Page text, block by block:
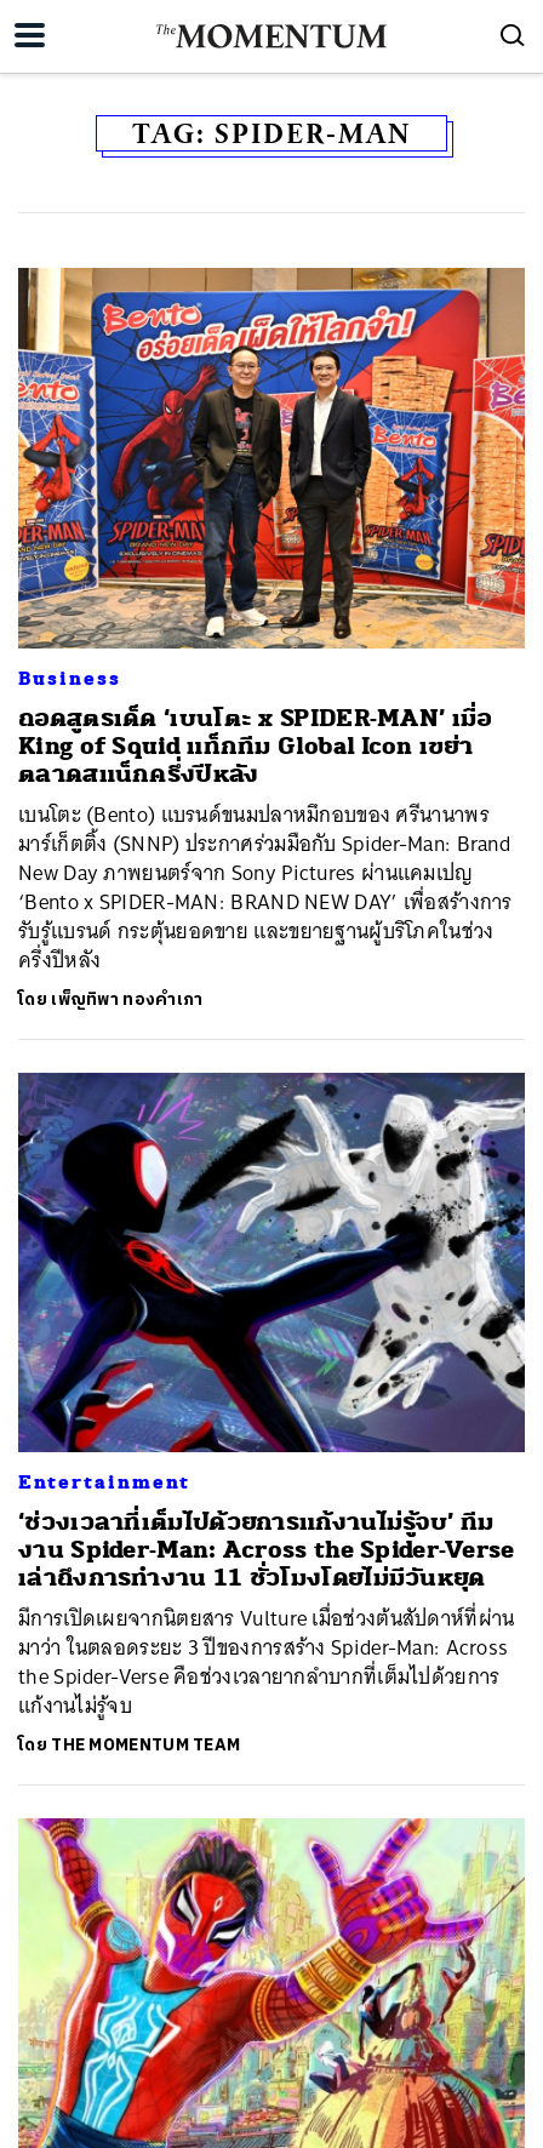
TAG: SPIDER-MAN
Business
ถอดสูตรเด็ด ‘เบนโตะ x SPIDER-MAN’ เมื่อ
King of Squid แท็กทีม Global Icon เขย่า
ตลาดสแน็กครึ่งปีหลัง
เบนโตะ (Bento) แบรนด์ขนมปลาหมึกอบของ ศรีนานาพร
มาร์เก็ตติ้ง (SNNP) ประกาศร่วมมือกับ Spider-Man: Brand
New Day ภาพยนตร์จาก Sony Pictures ผ่านแคมเปญ
‘Bento x SPIDER-MAN: BRAND NEW DAY’ เพื่อสร้างการ
รับรู้แบรนด์ กระตุ้นยอดขาย และขยายฐานผู้บริโภคในช่วง
ครึ่งปีหลัง
โดย เพ็ญทิพา ทองคำเภา
Entertainment
‘ช่วงเวลาที่เต็มไปด้วยการแก้งานไม่รู้จบ’ ทีม
งาน Spider-Man: Across the Spider-Verse
เล่าถึงการทำงาน 11 ชั่วโมงโดยไม่มีวันหยุด
มีการเปิดเผยจากนิตยสาร Vulture เมื่อช่วงต้นสัปดาห์ที่ผ่าน
มาว่า ในตลอดระยะ 3 ปีของการสร้าง Spider-Man: Across
the Spider-Verse คือช่วงเวลายากลำบากที่เต็มไปด้วยการ
แก้งานไม่รู้จบ
โดย THE MOMENTUM TEAM
ค้นหา
SHARE TWEET LINE EMAIL